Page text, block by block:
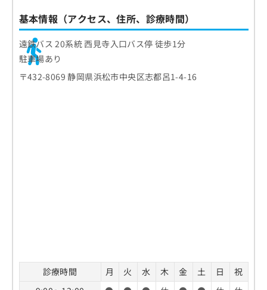
基本情報（アクセス、住所、診療時間）
遠鉄バス 20系統 西見寺入口バス停 徒歩1分
駐車場あり
〒432-8069 静岡県浜松市中央区志都呂1-4-16
診療時間 月 火 水 木 金 土 日
祝